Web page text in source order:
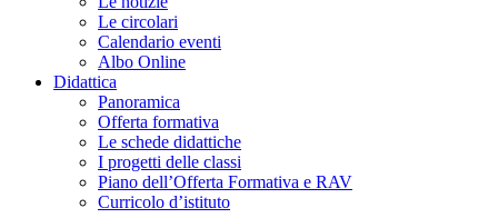
Le circolari
Calendario eventi
Albo Online
Didattica
Panoramica
Offerta formativa
Le schede didattiche
I progetti delle classi
Piano dell’Offerta Formativa e RAV
Curricolo d’istituto